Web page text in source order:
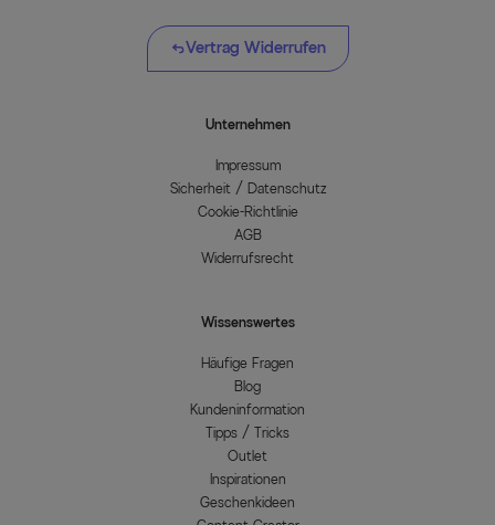
Vertrag Widerrufen
Unternehmen
Impressum
Sicherheit / Datenschutz
Cookie-Richtlinie
AGB
Widerrufsrecht
Wissenswertes
Häufige Fragen
Blog
Kundeninformation
Tipps / Tricks
Outlet
Inspirationen
Geschenkideen